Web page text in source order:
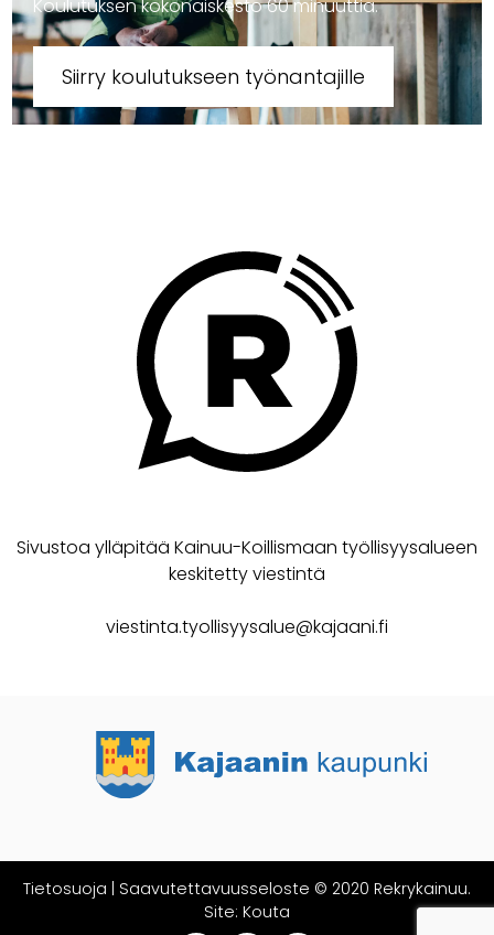
Koulutuksen kokonaiskesto 60 minuuttia.
Siirry koulutukseen työnantajille
Sivustoa ylläpitää Kainuu-Koillismaan työllisyysalueen
keskitetty viestintä
viestinta.tyollisyysalue@kajaani.fi
Tietosuoja Saavutettavuusseloste © 2020 Rekrykainuu.
Site: Kouta